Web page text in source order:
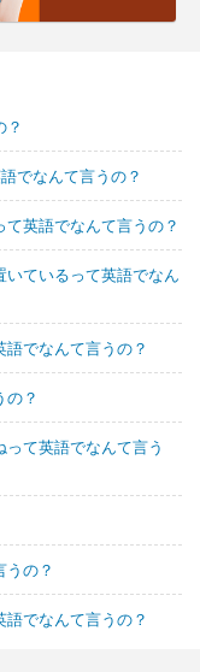
？
でなんて言うの？
英語でなんて言うの？
ているって英語でなん
でなんて言うの？
の？
て英語でなんて言う
の？
でなんて言うの？